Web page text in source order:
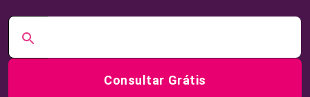
Consultar Grátis